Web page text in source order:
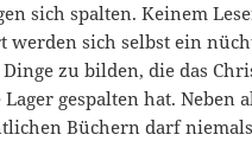
sich spalten. Keinem
werden sich selbst ein
zu bilden, die das
gespalten hat. Neben
Büchern darf